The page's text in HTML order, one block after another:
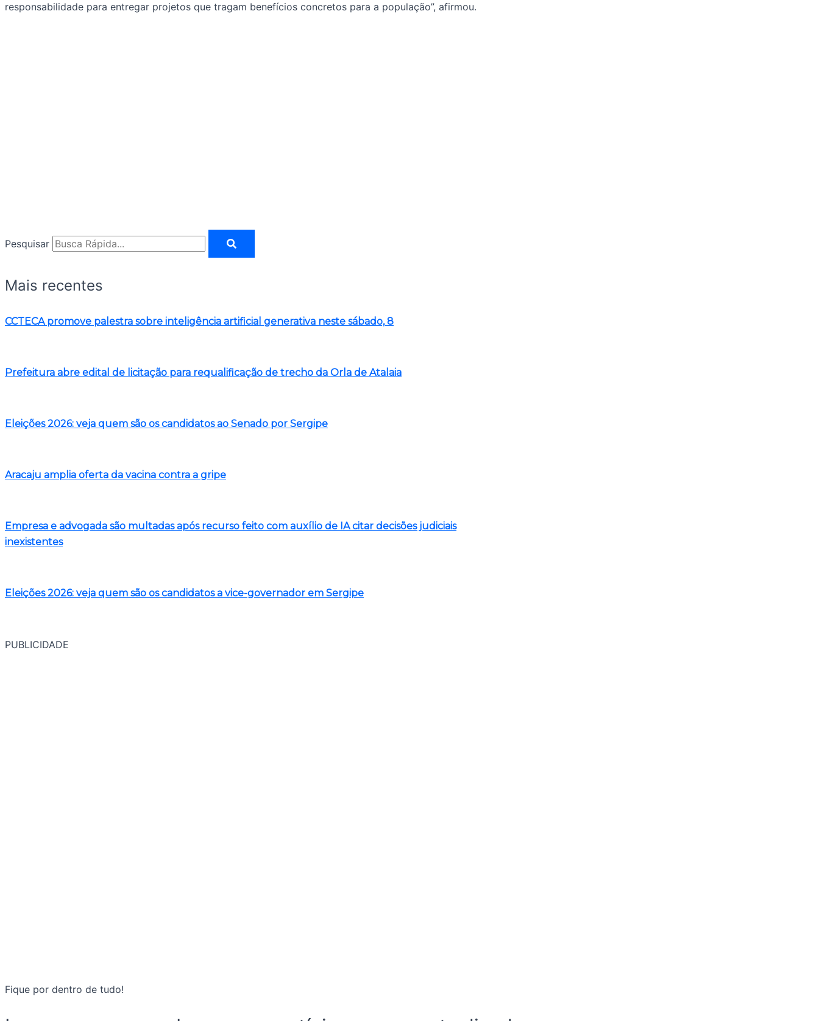
responsabilidade para entregar projetos que tragam benefícios concretos para a população”, afirmou.
Pesquisar
Mais recentes
CCTECA promove palestra sobre inteligência artificial generativa neste sábado, 8
Prefeitura abre edital de licitação para requalificação de trecho da Orla de Atalaia
Eleições 2026: veja quem são os candidatos ao Senado por Sergipe
Aracaju amplia oferta da vacina contra a gripe
Empresa e advogada são multadas após recurso feito com auxílio de IA citar decisões judiciais
inexistentes
Eleições 2026: veja quem são os candidatos a vice-governador em Sergipe
PUBLICIDADE
Fique por dentro de tudo!